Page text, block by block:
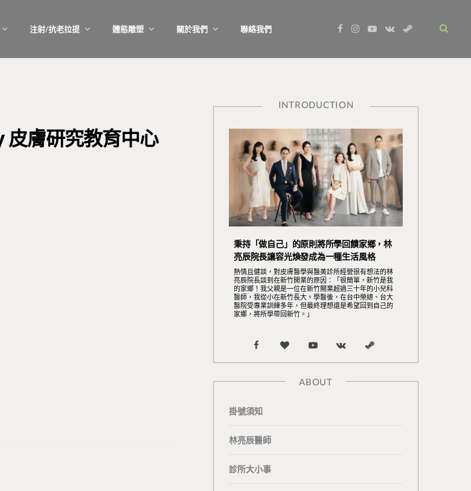
注射/抗老拉提 體態雕塑 關於我們 聯絡我們
I
Y
V
S
膚研究教育中心
INTRODUCTION
秉持「做自己」的原則將所學回饋家鄉，林
亮辰院長讓容光煥發成為一種生活風格
熱情且健談，對皮膚醫學與醫美診所經營很有想法的林
亮辰院長談到在新竹開業的原因：「很簡單，新竹是我
的家鄉！我父親是一位在新竹開業超過三十年的小兒科
醫師，我從小在新竹長大。學醫後，在台中榮總、台大
醫院受專業訓練多年，但最終理想還是希望回到自己的
家鄉，將所學帶回新竹。」
F
a
e
b
B
l
Y
o
u
V
K
S
t
ABOUT
掛號須知
林亮辰醫師
診所大小事